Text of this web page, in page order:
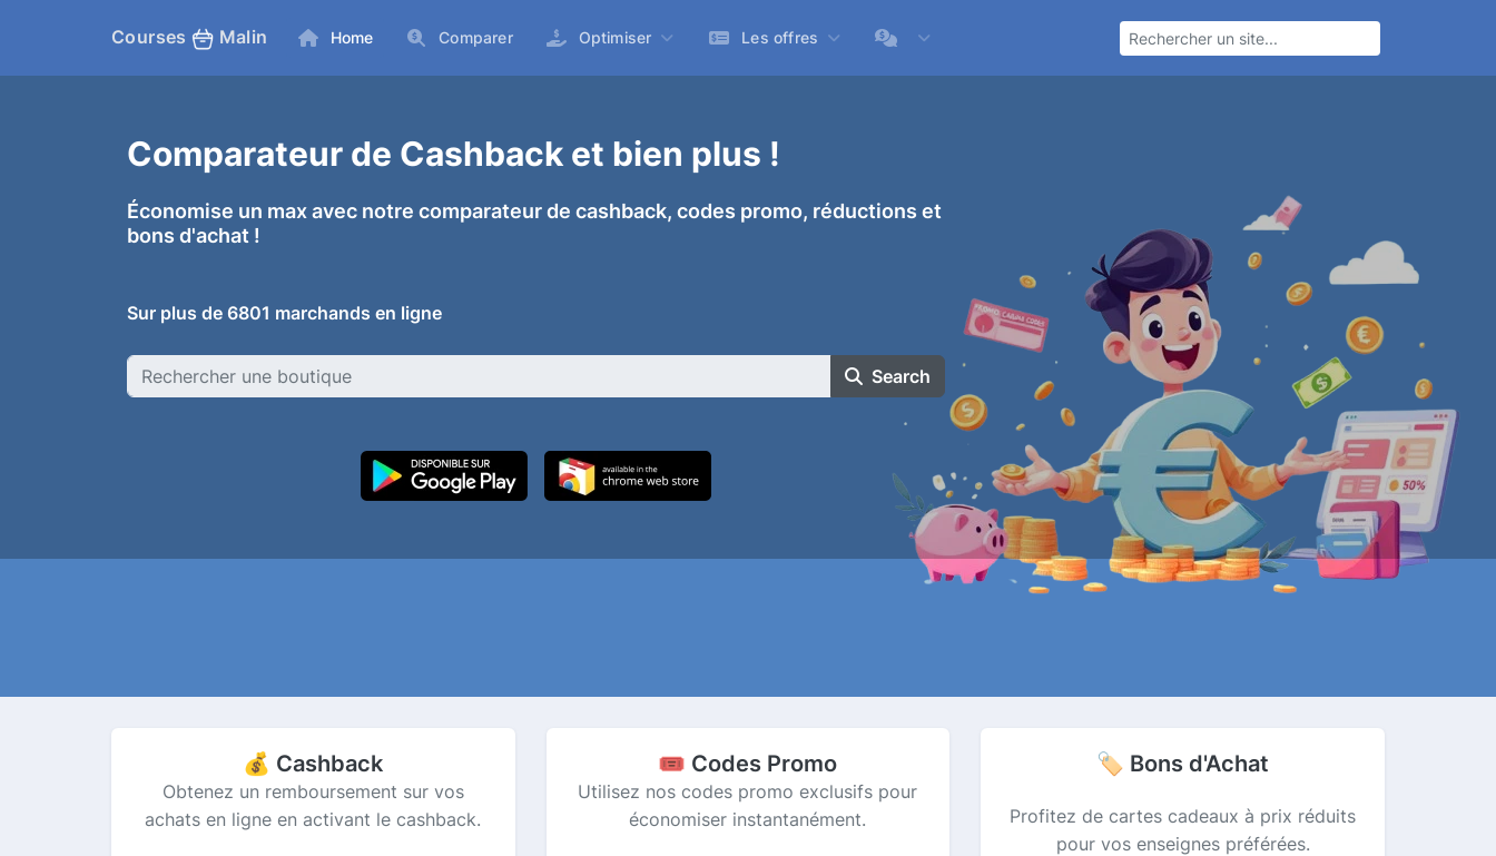
Courses Malin Home Comparer Optimiser Les offres
Comparateur de Cashback et bien plus !
Économise un max avec notre comparateur de cashback, codes promo, réductions et
bons d'achat !
Sur plus de 6801 marchands en ligne
Search
💰 Cashback
Obtenez un remboursement sur vos
achats en ligne en activant le cashback.
🎟️ Codes Promo
Utilisez nos codes promo exclusifs pour
économiser instantanément.
🏷 Bons d'Achat
Profitez de cartes cadeaux à prix réduits
pour vos enseignes préférées.